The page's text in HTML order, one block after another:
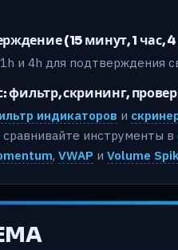
(15 минут, 1 час, 4
и 4h для подтверждения
фильтр, скрининг,
индикаторов и
сравнивайте инструменты в
, VWAP и Volume